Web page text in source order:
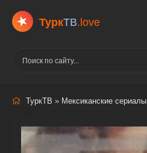
ТуркТВ.love
ТуркТВ » Мексиканские сериалы